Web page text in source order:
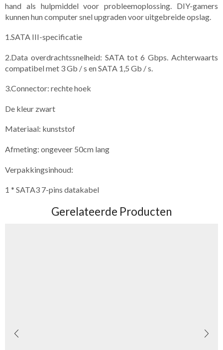
hand als hulpmiddel voor probleemoplossing. DIY-gamers
kunnen hun computer snel upgraden voor uitgebreide opslag.
1.SATA III-specificatie
2.Data overdrachtssnelheid: SATA tot 6 Gbps. Achterwaarts
compatibel met 3 Gb / s en SATA 1,5 Gb / s.
3.Connector: rechte hoek
De kleur zwart
Materiaal: kunststof
Afmeting: ongeveer 50cm lang
Verpakkingsinhoud:
1 * SATA3 7-pins datakabel
Gerelateerde Producten